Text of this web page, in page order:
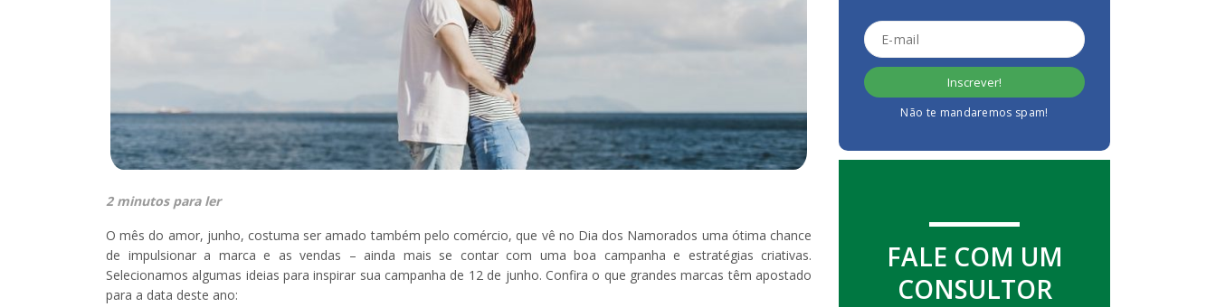
2 minutos para ler
O mês do amor, junho, costuma ser amado também pelo comércio, que vê no Dia dos Namorados uma ótima chance
de impulsionar a marca e as vendas – ainda mais se contar com uma boa campanha e estratégias criativas.
Selecionamos algumas ideias para inspirar sua campanha de 12 de junho. Confira o que grandes marcas têm apostado
para a data deste ano:
Não te mandaremos spam!
FALE COM UM
CONSULTOR